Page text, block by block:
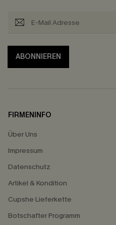
ABONNIEREN
FIRMENINFO
Über Uns
Impressum
Datenschutz
Artikel & Kondition
Cupshe Lieferkette
Botschafter Programm